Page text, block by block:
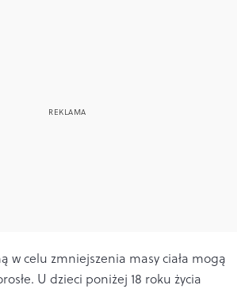
w celu zmniejszenia masy ciała mogą
U dzieci poniżej 18 roku życia